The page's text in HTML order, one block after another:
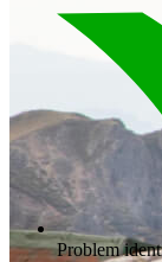
Problem